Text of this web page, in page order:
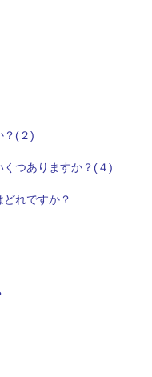
？(２)
つありますか？(４)
れですか？